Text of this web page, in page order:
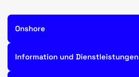
Onshore
Information und Dienstleistungen